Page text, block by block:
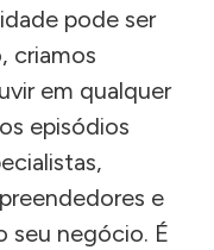
pode ser
criamos
em qualquer
episódios
e
seu negócio. É